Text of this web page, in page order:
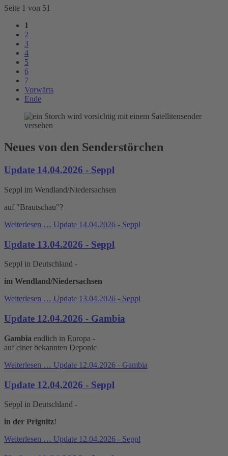
Seite 1 von 51
1
2
3
4
5
6
7
Vorwärts
Ende
Neues von den Senderstörchen
Update 14.04.2026 - Seppl
Seppl im Wendland/Niedersachsen
auf "Brautschau"?
Weiterlesen … Update 14.04.2026 - Seppl
Update 13.04.2026 - Seppl
Seppl in Deutschland -
im Wendland/Niedersachsen
Weiterlesen … Update 13.04.2026 - Seppl
Update 12.04.2026 - Gambia
Gambia endlich in Europa -
auf einer bekannten Deponie
Weiterlesen … Update 12.04.2026 - Gambia
Update 12.04.2026 - Seppl
Seppl in Deutschland -
in der Prignitz!
Weiterlesen … Update 12.04.2026 - Seppl